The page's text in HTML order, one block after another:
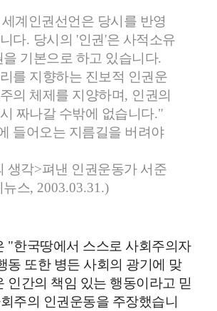
계인권선언은 당시를 반영
다. 당시의 '인권'은 사적소유
을 기본으로 하고 있습니다.
를 지향하는 진보적 인권운
의 체제를 지양하며, 인권의
짜나갈 수밖에 없습니다."
들어오는 지름길을 버려야
생각>펴낸 인권운동가 서준
뉴스, 2003.03.31.)
"한국땅에서 스스로 사회주의자
동 또한 병든 사회의 광기에 맞
인간의 책임 있는 행동이라고 믿
주의 인권운동을 주장했습니